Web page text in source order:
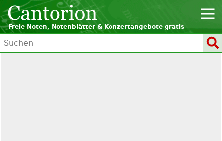
Freie Noten, Notenblätter & Konzertangebote gratis